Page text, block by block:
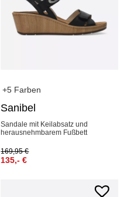
+5 Farben
Sanibel
Sandale mit Keilabsatz und
herausnehmbarem Fußbett
169,95€
135,-€